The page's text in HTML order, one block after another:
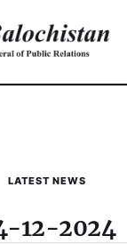
LATEST NEWS
12-2024